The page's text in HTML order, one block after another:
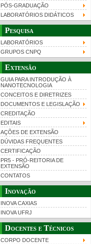
PÓS-GRADUAÇÃO
LABORATÓRIOS DIDÁTICOS
Pesquisa
LABORATÓRIOS
GRUPOS CNPQ
Extensão
GUIA PARA INTRODUÇÃO À
NANOTECNOLOGIA
CONCEITOS E DIRETRIZES
DOCUMENTOS E LEGISLAÇÃO
CREDITAÇÃO
EDITAIS
AÇÕES DE EXTENSÃO
DÚVIDAS FREQUENTES
CERTIFICAÇÃO
PR5 - PRÓ-REITORIA DE
EXTENSÃO
CONTATOS
Inovação
INOVA CAXIAS
INOVA UFRJ
Docentes e Técnicos
CORPO DOCENTE